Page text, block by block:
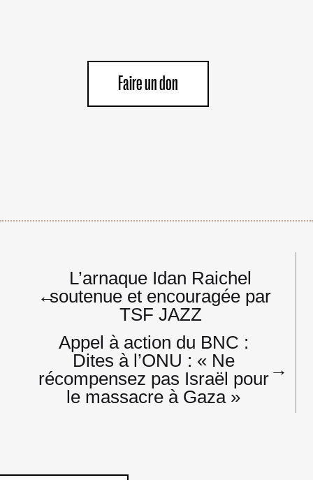
Faire un don
l’article
←
L’arnaque Idan Raichel
soutenue et encouragée par
TSF JAZZ
Appel à action du BNC :
Dites à l’ONU : « Ne
récompensez pas Israël pour
le massacre à Gaza »
→